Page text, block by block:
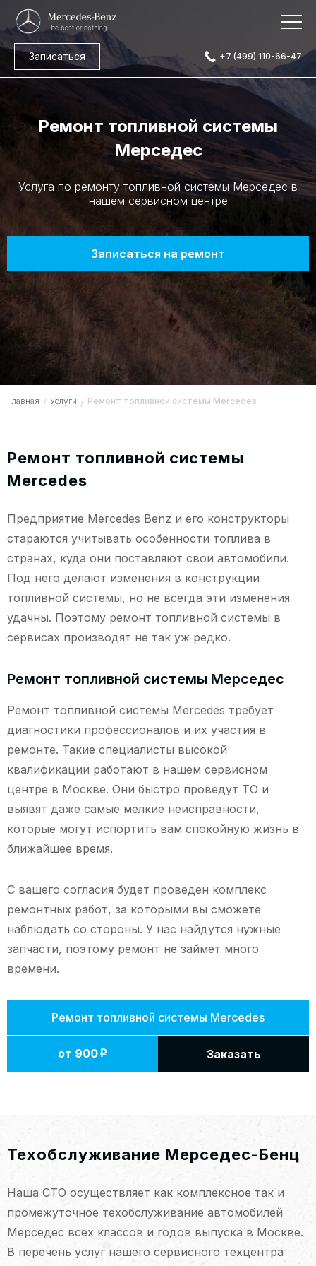
+7 (499) 110-66-47
Записаться
Ремонт топливной системы
Мерседес
Услуга по ремонту топливной системы Мерседес в
нашем сервисном центре
Записаться на ремонт
Главная / Услуги / Ремонт топливной системы Mercedes
Ремонт топливной системы
Mercedes
Предприятие Мercedes Benz и его конструкторы
стараются учитывать особенности топлива в
странах, куда они поставляют свои автомобили.
Под него делают изменения в конструкции
топливной системы, но не всегда эти изменения
удачны. Поэтому ремонт топливной системы в
сервисах производят не так уж редко.
Ремонт топливной системы Мерседес
Ремонт топливной системы Мercedes требует
диагностики профессионалов и их участия в
ремонте. Такие специалисты высокой
квалификации работают в нашем сервисном
центре в Москве. Они быстро проведут ТО и
выявят даже самые мелкие неисправности,
которые могут испортить вам спокойную жизнь в
ближайшее время.
С вашего согласия будет проведен комплекс
ремонтных работ, за которыми вы сможете
наблюдать со стороны. У нас найдутся нужные
запчасти, поэтому ремонт не займет много
времени.
Ремонт топливной системы Mercedes
Заказать
от 900 p
Техобслуживание Мерседес-Бенц
Наша СТО осуществляет как комплексное так и
промежуточное техобслуживание автомобилей
Мерседес всех классов и годов выпуска в Москве.
В перечень услуг нашего сервисного техцентра